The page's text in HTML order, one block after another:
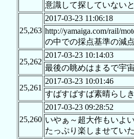
意識して探していない
25,263
2017-03-23 11:06:18
http://yamaiga.com/rail/
の中での採点基準の減
25,262
2017-03-23 10:14:03
最後の眺めはまるで宇
25,261
2017-03-23 10:01:46
すばすばすば素晴らし
25,260
2017-03-23 09:28:52
いやぁ～超大作もいよ
たっぷり楽しませてい